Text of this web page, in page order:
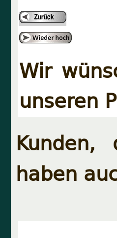
Wir
unseren
haben